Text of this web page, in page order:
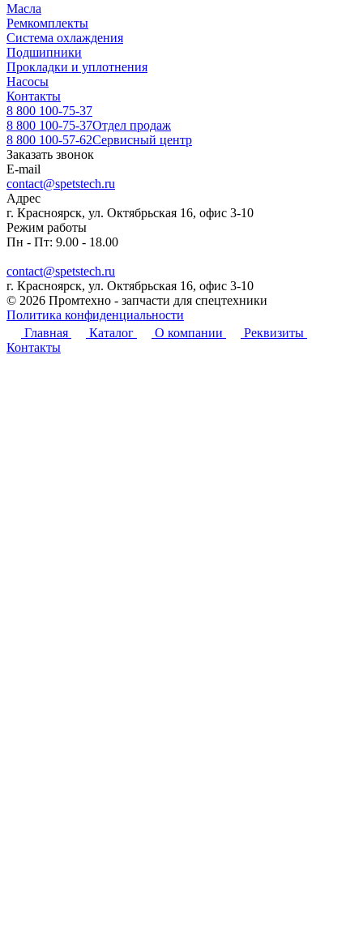
Масла
Ремкомплекты
Система охлаждения
Подшипники
Прокладки и уплотнения
Насосы
Контакты
8 800 100-75-37
8 800 100-75-37Отдел продаж
8 800 100-57-62Сервисный центр
Заказать звонок
E-mail
contact@spetstech.ru
Адрес
г. Красноярск, ул. Октябрьская 16, офис 3-10
Режим работы
Пн - Пт: 9.00 - 18.00
contact@spetstech.ru
г. Красноярск, ул. Октябрьская 16, офис 3-10
© 2026 Промтехно - запчасти для спецтехники
Политика конфиденциальности
Главная
Каталог О компании
Реквизиты
Контакты